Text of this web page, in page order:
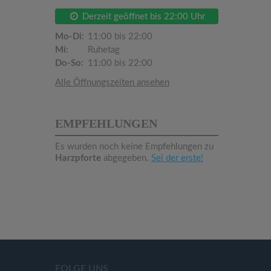
Derzeit geöffnet bis 22:00 Uhr
Mo-Di: 11:00 bis 22:00
Mi:
Ruhetag
Do-So:
11:00 bis 22:00
Alle Öffnungszeiten ansehen
EMPFEHLUNGEN
Es wurden noch keine Empfehlungen zu
Harzpforte abgegeben. Sei der erste!
FOLGE UNS